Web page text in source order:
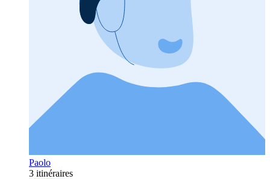
Paolo
3 itinéraires